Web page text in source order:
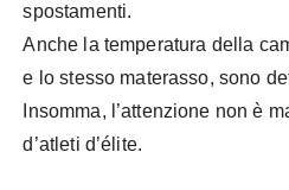
spostamenti.
Anche la temperatura della
e lo stesso materasso, sono
Insomma, l’attenzione non è
d’atleti d’élite.